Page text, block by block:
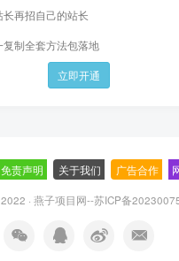
长再招自己的站长
复制全套方法包落地
立即开通
免责声明 关于我们 广告合作
· 燕子项目网--苏ICP备